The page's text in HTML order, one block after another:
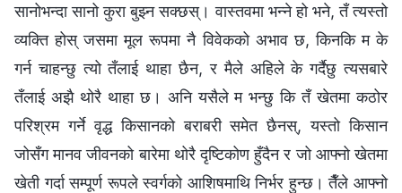
सानोभन्दा सानो कुरा बुझ्न सक्छस्। वास्तवमा भन्‍ने हो भने, तँ त्यस्तो
व्यक्ति होस् जसमा मूल रूपमा नै विवेकको अभाव छ, किनकि म के
गर्न चाहन्छु त्यो तँलाई थाहा छैन, र मैले अहिले के गर्दैछु त्यसबारे
तँलाई अझै थोरै थाहा छ। अनि यसैले म भन्छु कि तँ खेतमा कठोर
परिश्रम गर्ने वृद्ध किसानको बराबरी समेत छैनस्, यस्तो किसान
जोसँग मानव जीवनको बारेमा थोरै दृष्टिकोण हुँदैन र जो आफ्नो खेतमा
खेती गर्दा सम्पूर्ण रूपले स्वर्गको आशिषमाथि निर्भर हुन्छ। तैँले आफ्नो